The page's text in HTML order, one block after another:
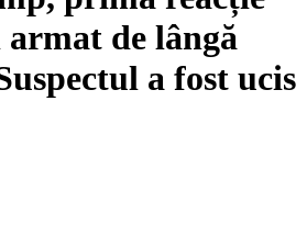
de lângă
a fost ucis